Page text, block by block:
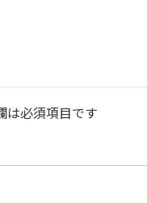
は必須項目です